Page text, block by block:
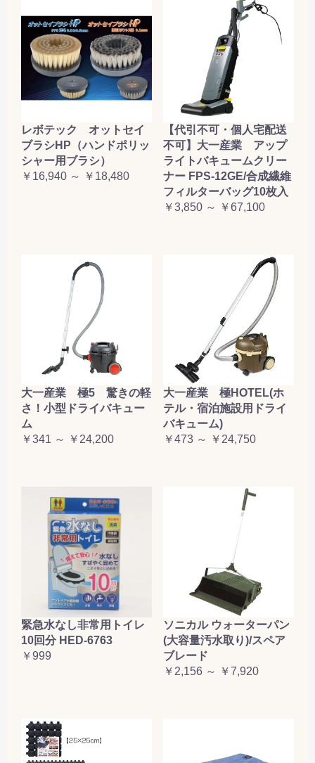
レボテック オットセイ
ブラシHP（ハンドポリッ
シャー用ブラシ）
￥16,940 ～ ￥18,480
【代引不可・個人宅配送
不可】大一産業 アップ
ライトバキュームクリー
ナー FPS-12GE/合成繊維
フィルターバッグ10枚入
￥3,850 ～ ￥67,100
大一産業 極5 驚きの軽
さ！小型ドライバキュー
ム
￥341 ～ ￥24,200
大一産業 極HOTEL(ホ
テル・宿泊施設用ドライ
バキューム)
￥473 ～ ￥24,750
緊急水なし非常用トイレ
10回分 HED-6763
￥999
ソニカル ウォーターパン
(大容量汚水取り)/スペア
ブレード
￥2,156 ～ ￥7,920